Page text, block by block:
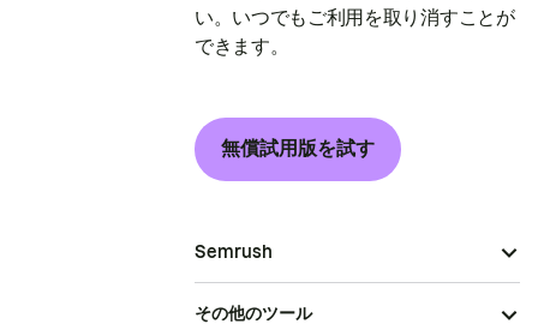
い。いつでもご利用を取り消すことが
できます。
無償試用版を試す
Semrush
その他のツール